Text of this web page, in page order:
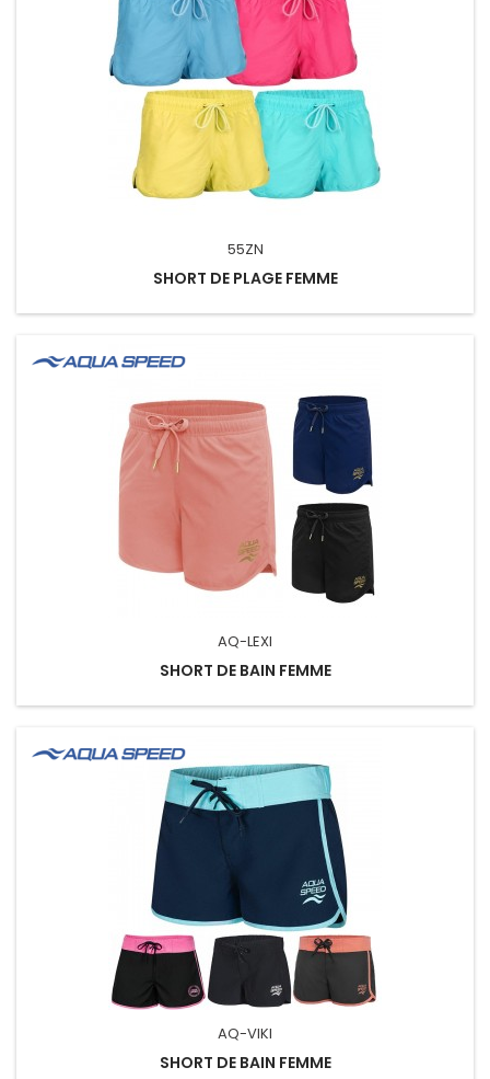
55ZN
SHORT DE PLAGE FEMME
AQ-LEXI
SHORT DE BAIN FEMME
AQ-VIKI
SHORT DE BAIN FEMME